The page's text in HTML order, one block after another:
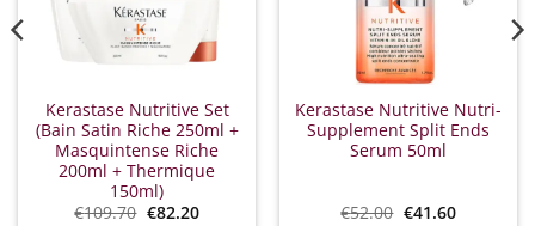
Kerastase Nutritive Set
(Bain Satin Riche 250ml +
Masquintense Riche
200ml + Thermique
150ml)
€109.70 Original
€82.20Η
Kerastase Nutritive Nutri-
Supplement Split Ends
Serum 50ml
€52.00 Original
€41.60Η